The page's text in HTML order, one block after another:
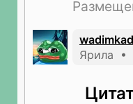
wadimkad
Ярила •